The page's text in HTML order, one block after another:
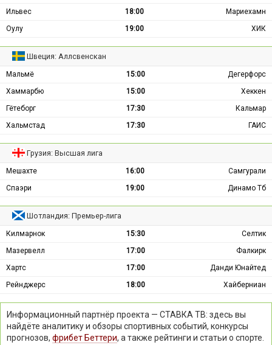
Ильвес
18:00
Мариехамн
Оулу
19:00 ХИК
Швеция: Аллсвенскан
Мальмё 15:00
Дегерфорс
Хаммарбю
15:00
Хеккен
Гётеборг
17:30
Кальмар
Хальмстад
17:30 ГАИС
Грузия: Высшая лига
Мешахте 16:00
Самгурали
Спаэри
19:00 Динамо Тб
Шотландия: Премьер-лига
Килмарнок 15:30
Селтик
Мазервелл
17:00
Фалкирк
Хартс
17:00
Данди Юнайтед
Рейнджерс
18:00 Хайберниан
Информационный партнёр проекта — СТАВКА ТВ: здесь вы
найдёте аналитику и обзоры спортивных событий, конкурсы
прогнозов, фрибет Беттери, а также рейтинги и статьи о спорте.